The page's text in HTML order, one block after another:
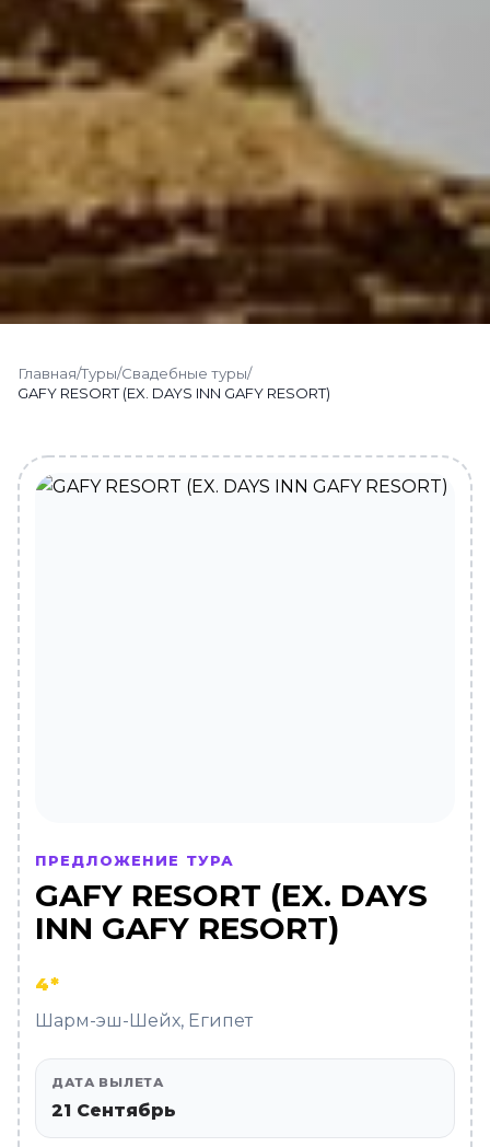
Главная/Туры/Свадебные туры/
GAFY RESORT (EX. DAYS INN GAFY RESORT)
ПРЕДЛОЖЕНИЕ ТУРА
GAFY RESORT (EX. DAYS
INN GAFY RESORT)
4*
Шарм-эш-Шейх, Египет
ДАТА ВЫЛЕТА
21 Сентябрь